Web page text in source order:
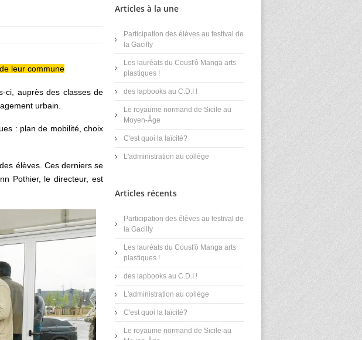
leur commune
ci, auprès des classes de
urbain.
: plan de mobilité, choix
élèves. Ces derniers se
Pothier, le directeur, est
Articles à la une
Participation des élèves au festival de
la Gacilly
Les lauréats du Coust'ô Manga arts
plastiques !
des lapbooks au C.D.I !
Le royaume normand de Sicile au
Moyen-Âge
C'est quoi la laïcité?
L'administration au collège
Articles récents
Participation des élèves au festival de
la Gacilly
Les lauréats du Coust'ô Manga arts
plastiques !
des lapbooks au C.D.I !
L'administration au collège
C'est quoi la laïcité?
Le royaume normand de Sicile au